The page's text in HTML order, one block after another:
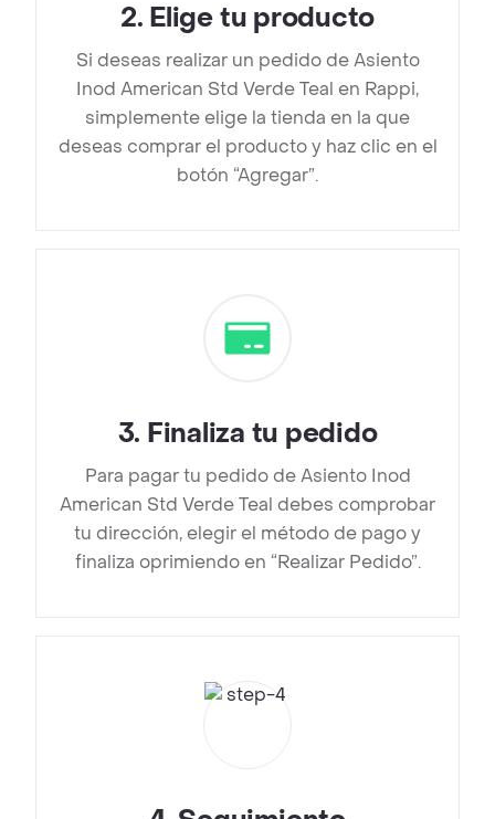
2. Elige tu producto
Si deseas realizar un pedido de Asiento
Inod American Std Verde Teal en Rappi,
simplemente elige la tienda en la que
deseas comprar el producto y haz clic en el
botón “Agregar”.
3. Finaliza tu pedido
Para pagar tu pedido de Asiento Inod
American Std Verde Teal debes comprobar
tu dirección, elegir el método de pago y
finaliza oprimiendo en “Realizar Pedido”.